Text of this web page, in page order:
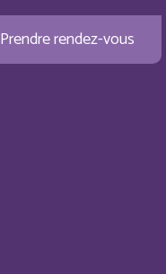
Prendre rendez-vous